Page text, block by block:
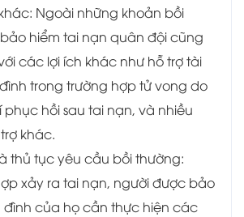
Ngoài những khoản bồi
hiểm tai nạn quân đội cũng
các lợi ích khác như hỗ trợ tài
trong trường hợp tử vong do
hồi sau tai nạn, và nhiều
khác.
thủ tục yêu cầu bồi thường:
xảy ra tai nạn, người được bảo
đình của họ cần thực hiện các